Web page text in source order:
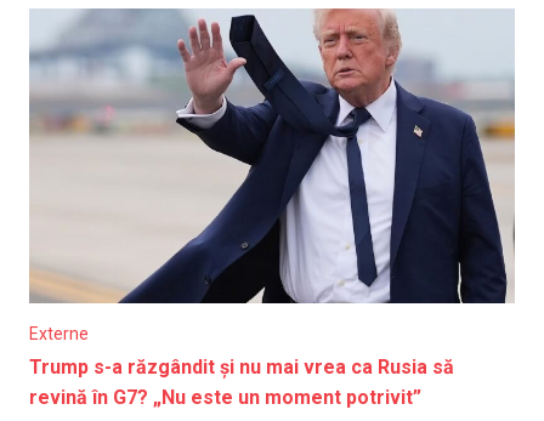
părțile au discutat
Externe
Trump s-a răzgândit și nu mai vrea ca Rusia să
revină în G7? „Nu este un moment potrivit”